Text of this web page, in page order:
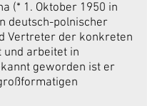
(* 1. Oktober 1950 in
deutsch-polnischer
Vertreter der konkreten
und arbeitet in
geworden ist er